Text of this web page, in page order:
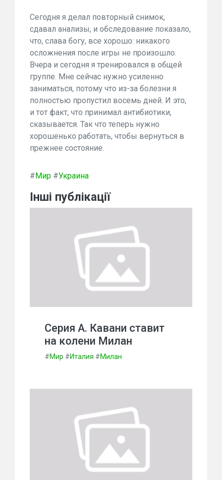
Сегодня я делал повторный снимок,
сдавал анализы, и обследование показало,
что, слава богу, все хорошо: никакого
осложнения после игры не произошло.
Вчера и сегодня я тренировался в общей
группе. Мне сейчас нужно усиленно
заниматься, потому что из-за болезни я
полностью пропустил восемь дней. И это,
и тот факт, что принимал антибиотики,
сказывается. Так что теперь нужно
хорошенько работать, чтобы вернуться в
прежнее состояние.
#Мир #Украина
Інші публікації
Серия А. Кавани ставит
на колени Милан
#Мир #Италия #Милан